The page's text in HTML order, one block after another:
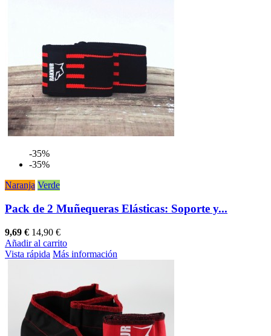
-35%
-35%
Naranja Verde
Pack de 2 Muñequeras Elásticas: Soporte y...
9,69 € 14,90 €
Añadir al carrito
Vista rápida Más información